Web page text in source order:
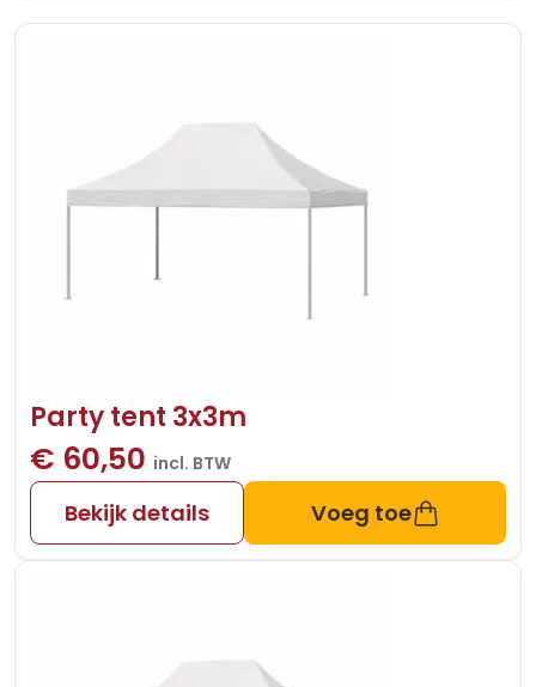
Party tent 3x3m
€ 60,50 incl. BTW
Bekijk details Voeg toe